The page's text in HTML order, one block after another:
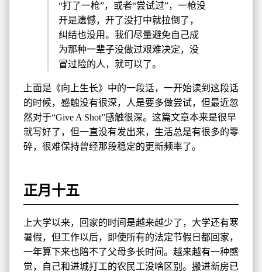
“打了一枪”，或者“尝试过”，一枪没
开是遗憾，开了没打中就拉倒了，
纠结也没用。我们尽量避免自己成
为那种一辈子没做过艰难决定，没
冒过险的人，就可以了。
上面是《向上生长》中的一段话，一开始读到这段话
的时候，感触没有很深，人是要多做尝试，但最近忽
然对于“Give A Shot”感触很深。这篇文章本来是很早
就写好了，但一直没有发出来，生活总是有很多的零
碎，很难保持曾经那段稳定的更新频率了。
正月十五
上大学以来，回家的时间是越来越少了，大学还有寒
暑假，但工作以后，即使所有的法定节假日都回家，
一年算下来也陪不了父母多长时间。越来越有一种感
觉，自己和进城打工的农民工没啥区别。搬进新房已